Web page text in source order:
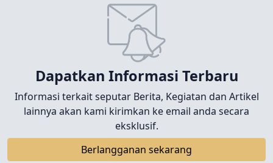
Dapatkan Informasi Terbaru
Informasi terkait seputar Berita, Kegiatan dan Artikel
lainnya akan kami kirimkan ke email anda secara
eksklusif.
Berlangganan sekarang